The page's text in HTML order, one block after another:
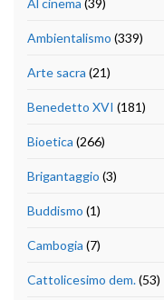
Ambientalismo (339)
Arte sacra (21)
Benedetto XVI (181)
Bioetica (266)
Brigantaggio (3)
Buddismo (1)
Cambogia (7)
Cattolicesimo dem.(53)